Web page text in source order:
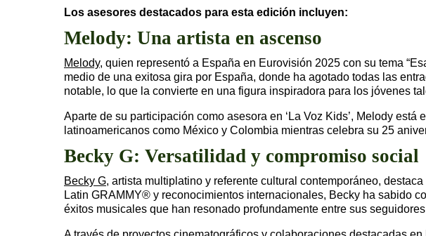
Los asesores destacados para esta edición incluyen:
Melody: Una artista en ascenso
Melody, quien representó a España en Eurovisión 2025 con su tema
medio de una exitosa gira por España, donde ha agotado todas las
notable, lo que la convierte en una figura inspiradora para los jóvenes
Aparte de su participación como asesora en ‘La Voz Kids’, Melody
latinoamericanos como México y Colombia mientras celebra su 25
Becky G: Versatilidad y compromiso social
Becky G, artista multiplatino y referente cultural contemporáneo,
Latin GRAMMY® y reconocimientos internacionales, Becky ha sabido
éxitos musicales que han resonado profundamente entre sus